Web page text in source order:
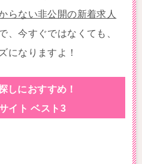
らない非公開の新着求人
、今すぐではなくても、
になりますよ！
しにおすすめ！
イト ベスト3